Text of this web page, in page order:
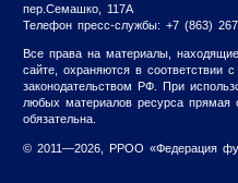
пер.Семашко, 117А
Телефон пресс-службы: +7 (863)
Все права на материалы,
сайте, охраняются в соответствии с
законодательством РФ. При
любых материалов ресурса прямая
обязательна.
© 2011—2026, РРОО «Федерация